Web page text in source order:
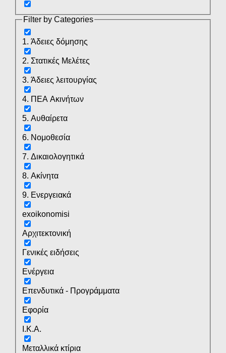
Filter by Categories
1. Άδειες δόμησης
2. Στατικές Μελέτες
3. Άδειες λειτουργίας
4. ΠΕΑ Ακινήτων
5. Αυθαίρετα
6. Νομοθεσία
7. Δικαιολογητικά
8. Ακίνητα
9. Ενεργειακά
exoikonomisi
Αρχιτεκτονική
Γενικές ειδήσεις
Ενέργεια
Επενδυτικά - Προγράμματα
Εφορία
Ι.Κ.Α.
Μεταλλικά κτίρια